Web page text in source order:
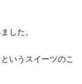
した。
いうスイーツのこ